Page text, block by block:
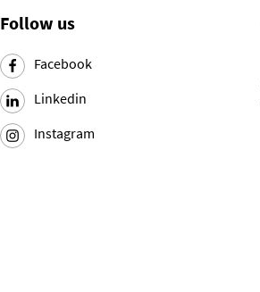
Follow us
Facebook
Linkedin
Instagram